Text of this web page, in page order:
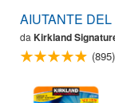
AIUTANTE
da Kirkland
(895)